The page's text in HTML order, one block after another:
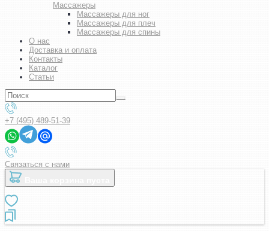
Массажеры
Массажеры для ног
Массажеры для плеч
Массажеры для спины
О нас
Доставка и оплата
Контакты
Каталог
Статьи
+7 (495) 489-51-39
Связаться с нами